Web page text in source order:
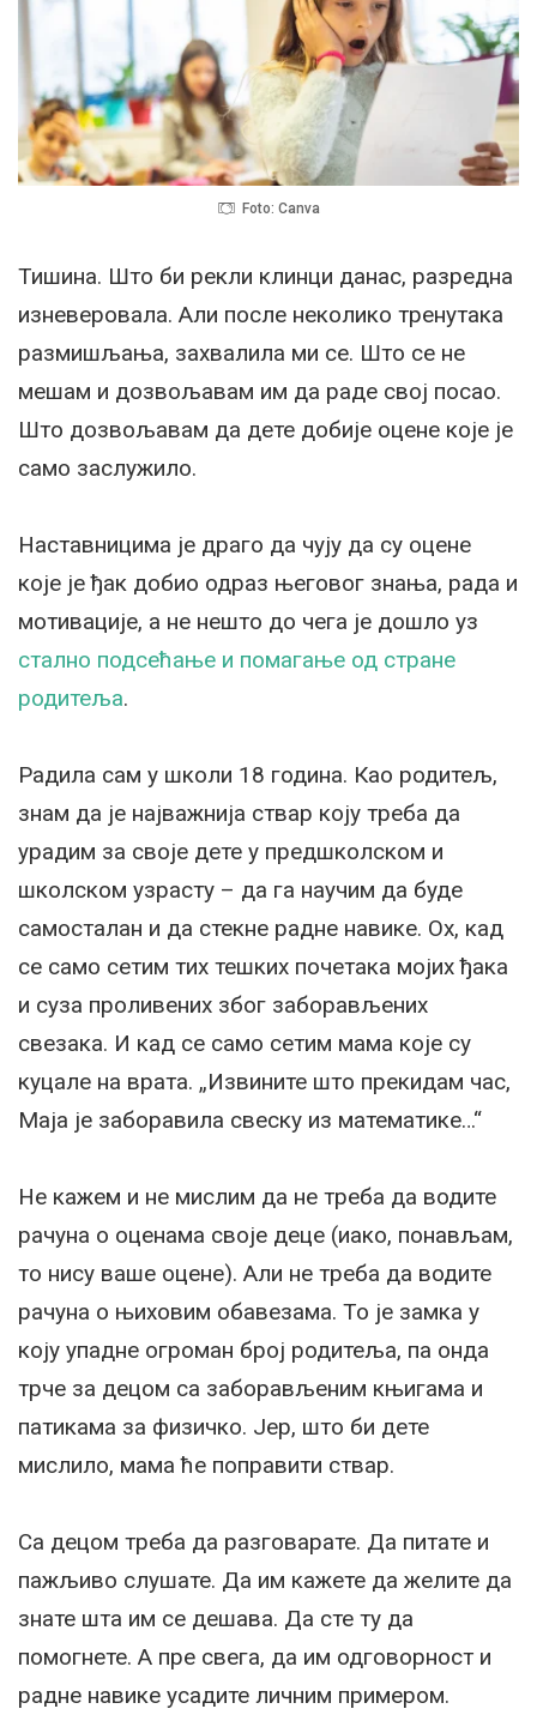
Foto: Canva
Тишина. Што би рекли клинци данас, разредна
изневеровала. Али после неколико тренутака
размишљања, захвалила ми се. Што се не
мешам и дозвољавам им да раде свој посао.
Што дозвољавам да дете добије оцене које је
само заслужило.
Наставницима је драго да чују да су оцене
које је ђак добио одраз његовог знања, рада и
мотивације, а не нешто до чега је дошло уз
стално подсећање и помагање од стране
родитеља.
Радила сам у школи 18 година. Као родитељ,
знам да је најважнија ствар коју треба да
урадим за своје дете у предшколском и
школском узрасту – да га научим да буде
самосталан и да стекне радне навике. Ох, кад
се само сетим тих тешких почетака мојих ђака
и суза проливених због заборављених
свезака. И кад се само сетим мама које су
куцале на врата. „Извините што прекидам час,
Маја је заборавила свеску из математике…“
Не кажем и не мислим да не треба да водите
рачуна о оценама своје деце (иако, понављам,
то нису ваше оцене). Али не треба да водите
рачуна о њиховим обавезама. То је замка у
коју упадне огроман број родитеља, па онда
трче за децом са заборављеним књигама и
патикама за физичко. Јер, што би дете
мислило, мама ће поправити ствар.
Са децом треба да разговарате. Да питате и
пажљиво слушате. Да им кажете да желите да
знате шта им се дешава. Да сте ту да
помогнете. А пре свега, да им одговорност и
радне навике усадите личним примером.